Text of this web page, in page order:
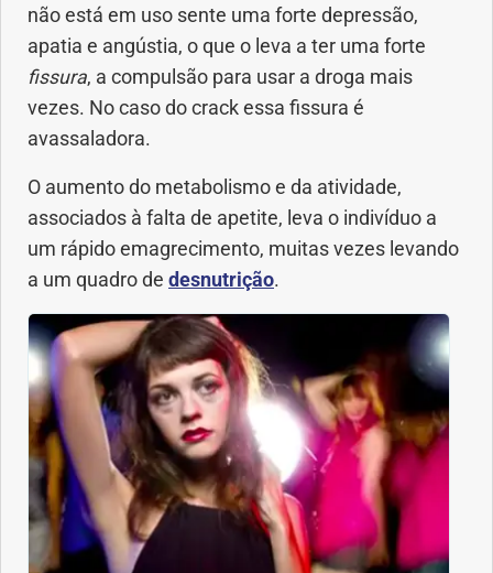
Vacinas
não está em uso sente uma forte depressão,
apatia e angústia, o que o leva a ter uma forte
fissura, a compulsão para usar a droga mais
vezes. No caso do crack essa fissura é
avassaladora.
O aumento do metabolismo e da atividade,
associados à falta de apetite, leva o indivíduo a
um rápido emagrecimento, muitas vezes levando
a um quadro de desnutrição.